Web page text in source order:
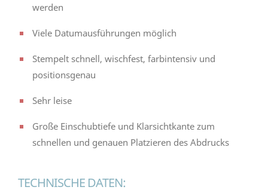
werden
Viele Datumausführungen möglich
Stempelt schnell, wischfest, farbintensiv und
positionsgenau
Sehr leise
Große Einschubtiefe und Klarsichtkante zum
schnellen und genauen Platzieren des Abdrucks
TECHNISCHE DATEN: